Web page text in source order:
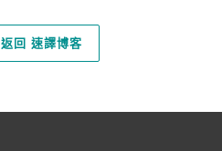
返回 速譯博客